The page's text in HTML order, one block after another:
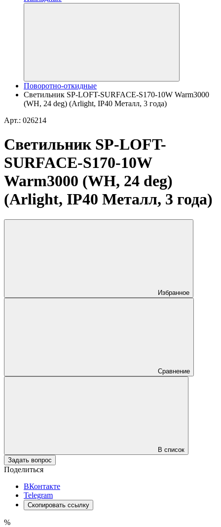
Поворотно-откидные
Светильник SP-LOFT-SURFACE-S170-10W Warm3000
(WH, 24 deg) (Arlight, IP40 Металл, 3 года)
Арт.: 026214
Светильник SP-LOFT-
SURFACE-S170-10W
Warm3000 (WH, 24 deg)
(Arlight, IP40 Металл, 3 года)
Избранное
Сравнение
В список
Задать вопрос
Поделиться
ВКонтакте
Telegram
Скопировать ссылку
%